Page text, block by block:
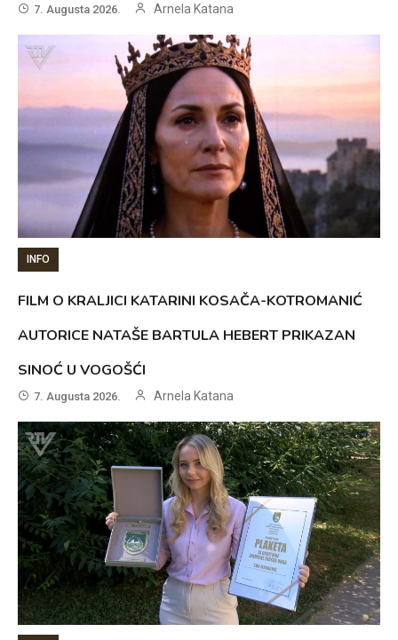
7. Augusta 2026. Arnela Katana
INFO
FILM O KRALJICI KATARINI KOSAČA-KOTROMANIĆ
AUTORICE NATAŠE BARTULA HEBERT PRIKAZAN
SINOĆ U VOGOŠĆI
7. Augusta 2026. Arnela Katana